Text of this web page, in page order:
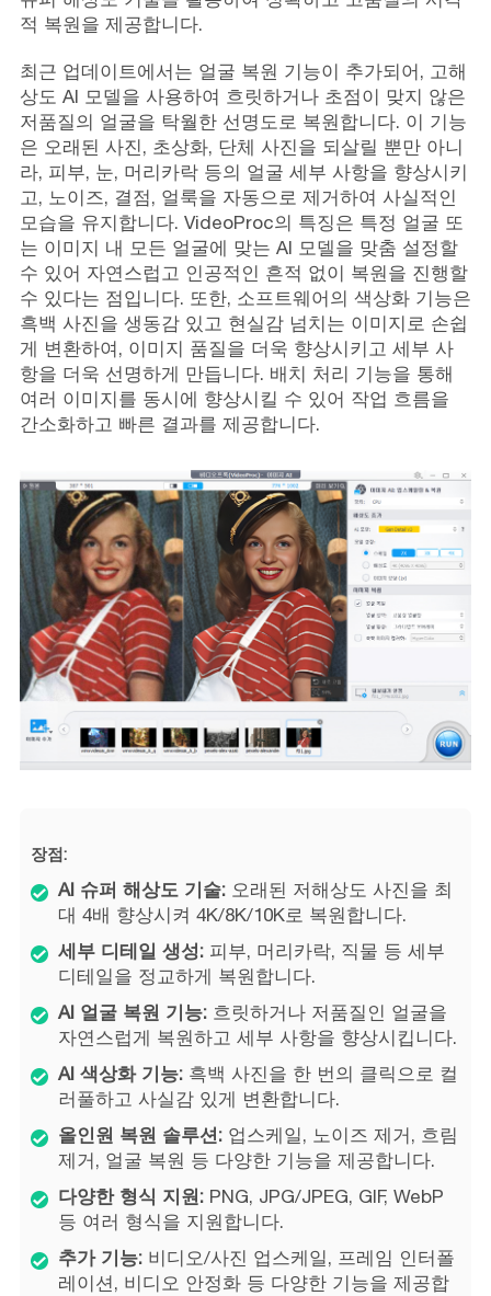
적 복원을 제공합니다.
최근 업데이트에서는 얼굴 복원 기능이 추가되어, 고해
상도 AI 모델을 사용하여 흐릿하거나 초점이 맞지 않은
저품질의 얼굴을 탁월한 선명도로 복원합니다. 이 기능
은 오래된 사진, 초상화, 단체 사진을 되살릴 뿐만 아니
라, 피부, 눈, 머리카락 등의 얼굴 세부 사항을 향상시키
고, 노이즈, 결점, 얼룩을 자동으로 제거하여 사실적인
모습을 유지합니다. VideoProc의 특징은 특정 얼굴 또
는 이미지 내 모든 얼굴에 맞는 AI 모델을 맞춤 설정할
수 있어 자연스럽고 인공적인 흔적 없이 복원을 진행할
수 있다는 점입니다. 또한, 소프트웨어의 색상화 기능은
흑백 사진을 생동감 있고 현실감 넘치는 이미지로 손쉽
게 변환하여, 이미지 품질을 더욱 향상시키고 세부 사
항을 더욱 선명하게 만듭니다. 배치 처리 기능을 통해
여러 이미지를 동시에 향상시킬 수 있어 작업 흐름을
간소화하고 빠른 결과를 제공합니다.
장점:
AI 슈퍼 해상도 기술:오래된 저해상도 사진을 최
대 4배 향상시켜 4K/8K/10K로 복원합니다.
세부 디테일 생성:피부, 머리카락, 직물 등 세부
디테일을 정교하게 복원합니다.
AI 얼굴 복원 기능:흐릿하거나 저품질인 얼굴을
자연스럽게 복원하고 세부 사항을 향상시킵니다.
AI 색상화 기능:흑백 사진을 한 번의 클릭으로 컬
러풀하고 사실감 있게 변환합니다.
올인원 복원 솔루션:업스케일, 노이즈 제거, 흐림
제거, 얼굴 복원 등 다양한 기능을 제공합니다.
다양한 형식 지원:PNG, JPG/JPEG, GIF, WebP
등 여러 형식을 지원합니다.
추가 기능:비디오/사진 업스케일, 프레임 인터폴
레이션, 비디오 안정화 등 다양한 기능을 제공합